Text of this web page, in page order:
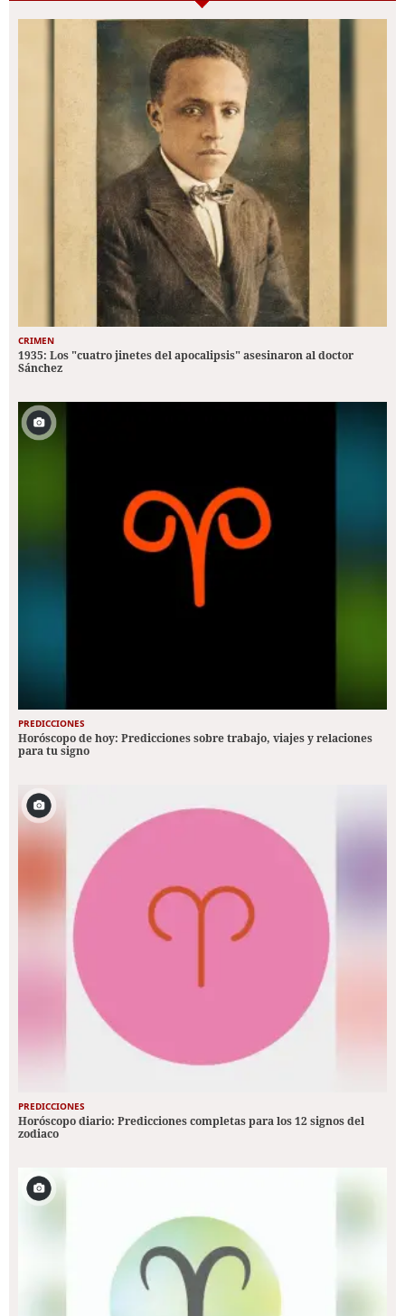
CRIMEN
1935: Los "cuatro jinetes del apocalipsis" asesinaron al doctor
Sánchez
PREDICCIONES
Horóscopo de hoy: Predicciones sobre trabajo, viajes y relaciones
para tu signo
PREDICCIONES
Horóscopo diario: Predicciones completas para los 12 signos del
zodiaco